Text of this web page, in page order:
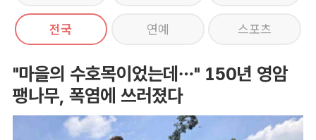
전국 연예 스포츠
"마을의 수호목이었는데…" 150년 영암
팽나무, 폭염에 쓰러졌다